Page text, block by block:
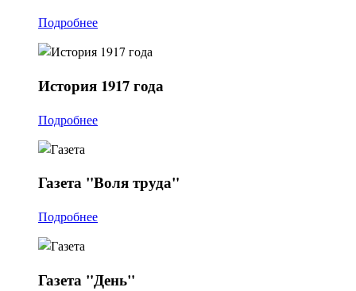
Подробнее
История 1917 года
Подробнее
Газета "Воля труда"
Подробнее
Газета "День"